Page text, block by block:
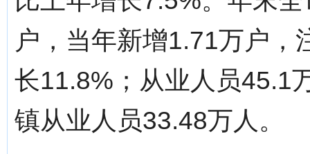
户，当年新增1.71万户
长11.8%；从业人员45.1
镇从业人员33.48万人。